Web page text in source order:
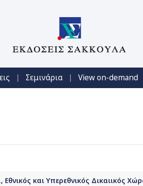
| Σεμινάρια | View on-demand
και Υπερεθνικός Δικαιικός